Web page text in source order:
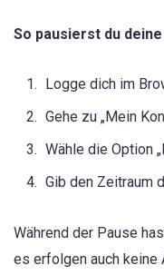
So pausierst du
Logge dich im
Gehe zu „Mein
Wähle die Option
Gib den Zeitraum
Während der Pause
es erfolgen auch keine